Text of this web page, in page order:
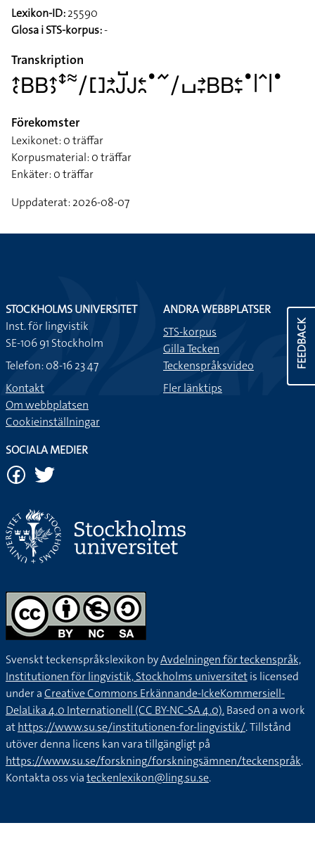
Lexikon-ID:25590
Glosa i STS-korpus:-
Transkription
􌤴􌥗􌤧􌤧􌤴􌤶􌥥􌦇􌥠􌤓􌥔􌥘􌤢􌤹􌤢􌥓􌥘􌤟􌥨􌥠􌤖􌥔􌥙􌤧􌤧􌥓􌥙􌤟􌥼􌥦􌥼􌤟
Förekomster
Lexikonet: 0 träffar
Korpusmaterial: 0 träffar
Enkäter: 0 träffar
Uppdaterat: 2026-08-07
FEEDBACK
STOCKHOLMS UNIVERSITET
Inst. för lingvistik
SE-106 91 Stockholm
Telefon: 08-16 23 47
Kontakt
Om webbplatsen
Cookieinställningar
ANDRA WEBBPLATSER
STS-korpus
Gilla Tecken
Teckenspråksvideo
Fler länktips
SOCIALA MEDIER
Svenskt teckenspråkslexikon byAvdelningen för teckenspråk,
Institutionen för lingvistik, Stockholms universitetis licensed
under aCreative Commons Erkännande-IckeKommersiell-
DelaLika 4.0 Internationell (CC BY-NC-SA 4.0).Based on a work
athttps://www.su.se/institutionen-for-lingvistik/. Tillstånd
utöver denna licens kan vara tillgängligt på
https://www.su.se/forskning/forskningsämnen/teckenspråk.
Kontakta oss viateckenlexikon@ling.su.se.